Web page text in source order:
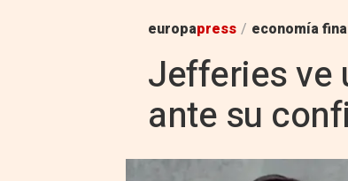
europapress / economía
Jefferies ve
ante su